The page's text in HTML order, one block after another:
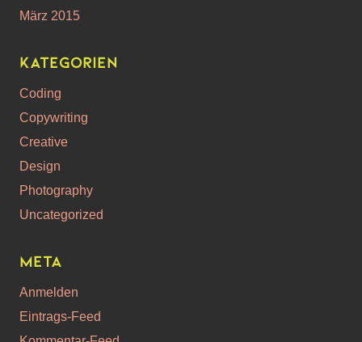
März 2015
Kategorien
Coding
Copywriting
Creative
Design
Photography
Uncategorized
Meta
Anmelden
Eintrags-Feed